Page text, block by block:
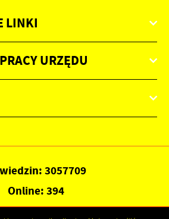
LINKI
URZĘDU
3057709
Online: 394